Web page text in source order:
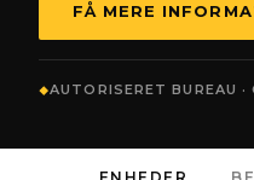
FÅ MERE
AUTORISERET BUREAU ·